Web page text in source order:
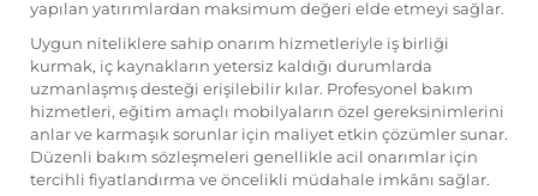
yapılan yatırımlardan maksimum değeri elde etmeyi sağlar.
Uygun niteliklere sahip onarım hizmetleriyle iş birliği
kurmak, iç kaynakların yetersiz kaldığı durumlarda
uzmanlaşmış desteği erişilebilir kılar. Profesyonel bakım
hizmetleri, eğitim amaçlı mobilyaların özel gereksinimlerini
anlar ve karmaşık sorunlar için maliyet etkin çözümler sunar.
Düzenli bakım sözleşmeleri genellikle acil onarımlar için
tercihli fiyatlandırma ve öncelikli müdahale imkânı sağlar.